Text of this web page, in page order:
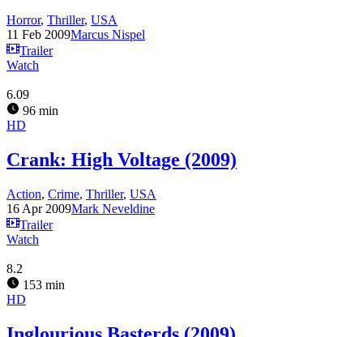
Horror, Thriller, USA
11 Feb 2009Marcus Nispel
Trailer
Watch
6.09
96 min
HD
Crank: High Voltage (2009)
Action, Crime, Thriller, USA
16 Apr 2009Mark Neveldine
Trailer
Watch
8.2
153 min
HD